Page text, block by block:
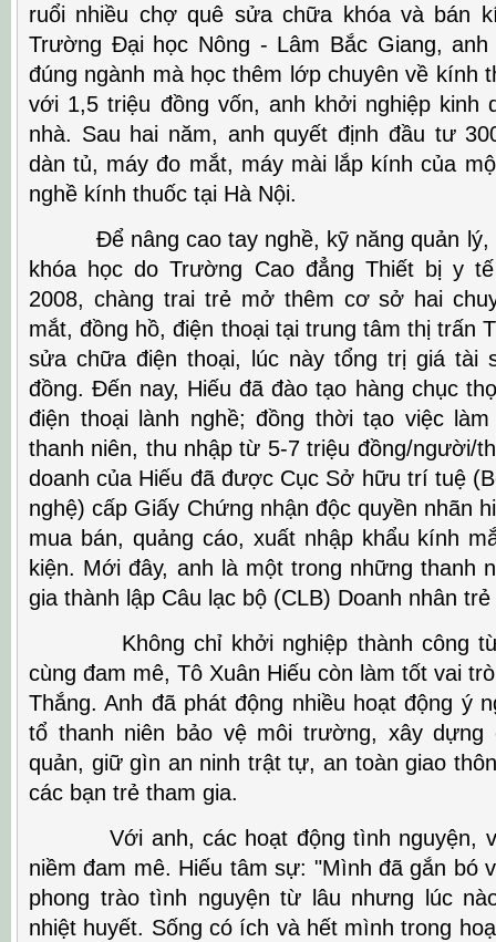
ruổi nhiều chợ quê sửa chữa khóa và bán
Trường Đại học Nông - Lâm Bắc Giang,
đúng ngành mà học thêm lớp chuyên về kính
với 1,5 triệu đồng vốn, anh khởi nghiệp kinh
nhà. Sau hai năm, anh quyết định đầu tư
dàn tủ, máy đo mắt, máy mài lắp kính của
nghề kính thuốc tại Hà Nội.
Để nâng cao tay nghề, kỹ năng quản lý,
khóa học do Trường Cao đẳng Thiết bị y
2008, chàng trai trẻ mở thêm cơ sở hai
mắt, đồng hồ, điện thoại tại trung tâm thị trấn
sửa chữa điện thoại, lúc này tổng trị giá tài
đồng. Đến nay, Hiếu đã đào tạo hàng chục
điện thoại lành nghề; đồng thời tạo việc
thanh niên, thu nhập từ 5-7 triệu đồng/người/
doanh của Hiếu đã được Cục Sở hữu trí tuệ
nghệ) cấp Giấy Chứng nhận độc quyền nhãn
mua bán, quảng cáo, xuất nhập khẩu kính
kiện. Mới đây, anh là một trong những thanh
gia thành lập Câu lạc bộ (CLB) Doanh nhân
Không chỉ khởi nghiệp thành công từ
cùng đam mê, Tô Xuân Hiếu còn làm tốt vai
Thắng. Anh đã phát động nhiều hoạt động ý
tổ thanh niên bảo vệ môi trường, xây
quản, giữ gìn an ninh trật tự, an toàn giao
các bạn trẻ tham gia.
Với anh, các hoạt động tình nguyện, vì
niềm đam mê. Hiếu tâm sự: "Mình đã gắn bó
phong trào tình nguyện từ lâu nhưng lúc
nhiệt huyết. Sống có ích và hết mình trong